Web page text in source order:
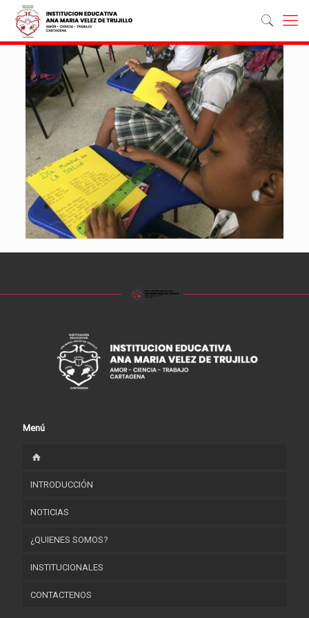
Menú
INTRODUCCIÓN
NOTICIAS
¿QUIENES SOMOS?
HORIZONTE INSTITUCIONAL
RESEÑA HISTÓRICA
INSTITUCIONALES
FORMATOS INSTITUCIONALES
CONTACTENOS